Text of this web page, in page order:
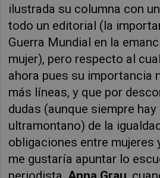
ilustrada su columna con
todo un editorial (la
Guerra Mundial en la
mujer), pero respecto al
ahora pues su importancia
más líneas, y que por
dudas (aunque siempre hay
ultramontano) de la
obligaciones entre mujeres
me gustaría apuntar lo